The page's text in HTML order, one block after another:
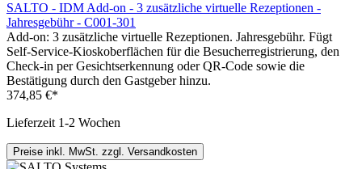
SALTO - IDM Add-on - 3 zusätzliche virtuelle Rezeptionen -
Jahresgebühr - C001-301
Add-on: 3 zusätzliche virtuelle Rezeptionen. Jahresgebühr. Fügt
Self-Service-Kioskoberflächen für die Besucherregistrierung, den
Check-in per Gesichtserkennung oder QR-Code sowie die
Bestätigung durch den Gastgeber hinzu.
374,85 €*
Lieferzeit 1-2 Wochen
Preise inkl. MwSt. zzgl. Versandkosten